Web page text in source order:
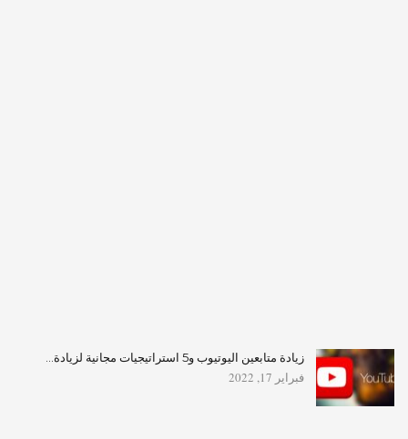
زيادة متابعين اليوتيوب و5 استراتيجيات مجانية لزيادة…
فبراير 17, 2022